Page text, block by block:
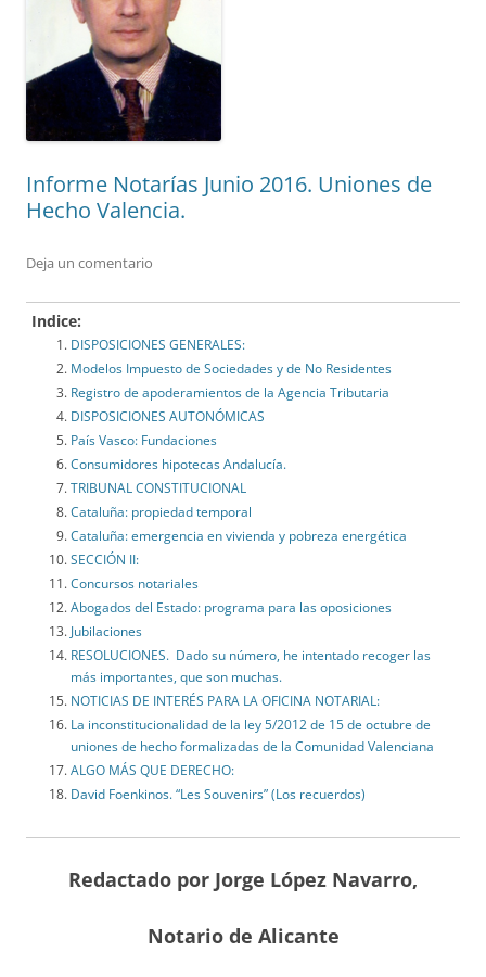
Informe Notarías Junio 2016. Uniones de
Hecho Valencia.
Deja un comentario
Indice:
DISPOSICIONES GENERALES:
Modelos Impuesto de Sociedades y de No Residentes
Registro de apoderamientos de la Agencia Tributaria
DISPOSICIONES AUTONÓMICAS
País Vasco: Fundaciones
Consumidores hipotecas Andalucía.
TRIBUNAL CONSTITUCIONAL
Cataluña: propiedad temporal
Cataluña: emergencia en vivienda y pobreza energética
SECCIÓN II:
Concursos notariales
Abogados del Estado: programa para las oposiciones
Jubilaciones
RESOLUCIONES. Dado su número, he intentado recoger las
más importantes, que son muchas.
NOTICIAS DE INTERÉS PARA LA OFICINA NOTARIAL:
La inconstitucionalidad de la ley 5/2012 de 15 de octubre de
uniones de hecho formalizadas de la Comunidad Valenciana
ALGO MÁS QUE DERECHO:
David Foenkinos. “Les Souvenirs” (Los recuerdos)
Redactado por Jorge López Navarro,
Notario de Alicante